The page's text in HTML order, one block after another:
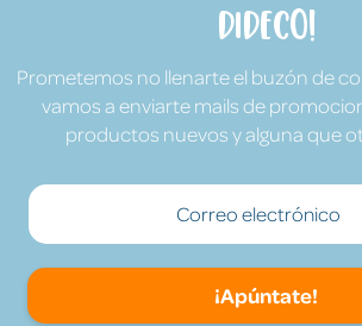
Dideco!
Prometemos no llenarte el buzón de
vamos a enviarte mails de
productos nuevos y alguna que
¡Apúntate!